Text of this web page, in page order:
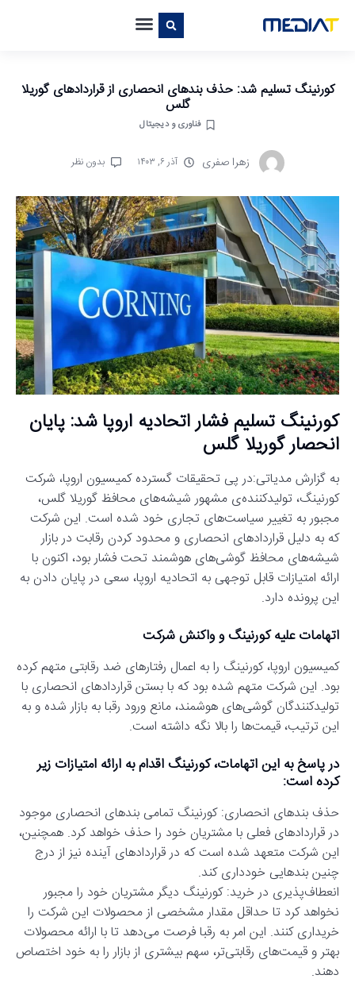
کورنینگ تسلیم شد: حذف بندهای انحصاری از قراردادهای گوریلا
گلس
فناوری و دیجیتال
زهرا صفری آذر ۶, ۱۴۰۳ بدون نظر
کورنینگ تسلیم فشار اتحادیه اروپا شد: پایان
انحصار گوریلا گلس
به گزارش مدیاتی:در پی تحقیقات گسترده کمیسیون اروپا، شرکت
کورنینگ، تولیدکننده‌ی مشهور شیشه‌های محافظ گوریلا گلس،
مجبور به تغییر سیاست‌های تجاری خود شده است. این شرکت
که به دلیل قراردادهای انحصاری و محدود کردن رقابت در بازار
شیشه‌های محافظ گوشی‌های هوشمند تحت فشار بود، اکنون با
ارائه امتیازات قابل توجهی به اتحادیه اروپا، سعی در پایان دادن به
این پرونده دارد.
اتهامات علیه کورنینگ و واکنش شرکت
کمیسیون اروپا، کورنینگ را به اعمال رفتارهای ضد رقابتی متهم کرده
بود. این شرکت متهم شده بود که با بستن قراردادهای انحصاری با
تولیدکنندگان گوشی‌های هوشمند، مانع ورود رقبا به بازار شده و به
این ترتیب، قیمت‌ها را بالا نگه داشته است.
در پاسخ به این اتهامات، کورنینگ اقدام به ارائه امتیازات زیر
کرده است:
حذف بندهای انحصاری: کورنینگ تمامی بندهای انحصاری موجود
در قراردادهای فعلی با مشتریان خود را حذف خواهد کرد. همچنین،
این شرکت متعهد شده است که در قراردادهای آینده نیز از درج
چنین بندهایی خودداری کند.
انعطاف‌پذیری در خرید: کورنینگ دیگر مشتریان خود را مجبور
نخواهد کرد تا حداقل مقدار مشخصی از محصولات این شرکت را
خریداری کنند. این امر به رقبا فرصت می‌دهد تا با ارائه محصولات
بهتر و قیمت‌های رقابتی‌تر، سهم بیشتری از بازار را به خود اختصاص
دهند.